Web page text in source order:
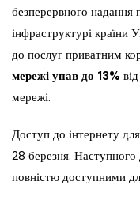
безперервного надання
інфраструктурі
до послуг приватним
мережі упав до 13%
мережі.
Доступ до інтернету
28 березня.
повністю доступними